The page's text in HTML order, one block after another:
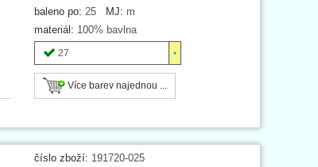
baleno po: 25 MJ: m
materiál: 100% bavlna
27
Více barev najednou ...
číslo zboží: 191720-025